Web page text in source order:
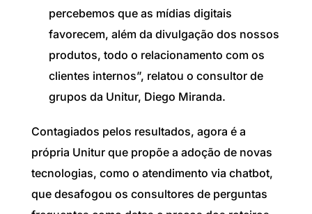
percebemos que as mídias digitais
favorecem, além da divulgação dos nossos
produtos, todo o relacionamento com os
clientes internos”, relatou o consultor de
grupos da Unitur, Diego Miranda.
Contagiados pelos resultados, agora é a
própria Unitur que propõe a adoção de novas
tecnologias, como o atendimento via chatbot,
que desafogou os consultores de perguntas